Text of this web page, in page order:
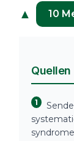
▲ 10
Quellen
1